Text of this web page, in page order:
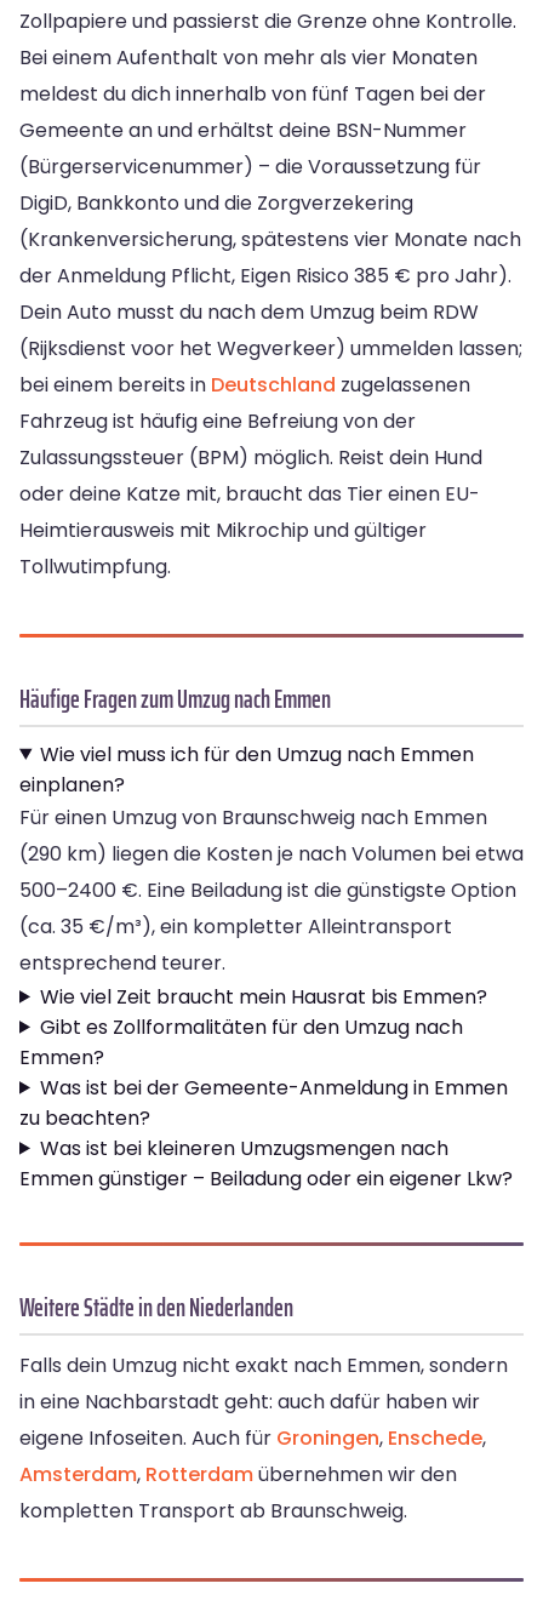
Zollpapiere und passierst die Grenze ohne Kontrolle.
Bei einem Aufenthalt von mehr als vier Monaten
meldest du dich innerhalb von fünf Tagen bei der
Gemeente an und erhältst deine BSN-Nummer
(Bürgerservicenummer) – die Voraussetzung für
DigiD, Bankkonto und die Zorgverzekering
(Krankenversicherung, spätestens vier Monate nach
der Anmeldung Pflicht, Eigen Risico 385 € pro Jahr).
Dein Auto musst du nach dem Umzug beim RDW
(Rijksdienst voor het Wegverkeer) ummelden lassen;
bei einem bereits in Deutschland zugelassenen
Fahrzeug ist häufig eine Befreiung von der
Zulassungssteuer (BPM) möglich. Reist dein Hund
oder deine Katze mit, braucht das Tier einen EU-
Heimtierausweis mit Mikrochip und gültiger
Tollwutimpfung.
Häufige Fragen zum Umzug nach Emmen
Wie viel muss ich für den Umzug nach Emmen
einplanen?
Für einen Umzug von Braunschweig nach Emmen
(290 km) liegen die Kosten je nach Volumen bei etwa
500–2400 €. Eine Beiladung ist die günstigste Option
(ca. 35 €/m³), ein kompletter Alleintransport
entsprechend teurer.
Wie viel Zeit braucht mein Hausrat bis Emmen?
Gibt es Zollformalitäten für den Umzug nach
Emmen?
Was ist bei der Gemeente-Anmeldung in Emmen
zu beachten?
Was ist bei kleineren Umzugsmengen nach
Emmen günstiger – Beiladung oder ein eigener Lkw?
Weitere Städte in den Niederlanden
Falls dein Umzug nicht exakt nach Emmen, sondern
in eine Nachbarstadt geht: auch dafür haben wir
eigene Infoseiten. Auch für Groningen, Enschede,
Amsterdam, Rotterdamübernehmen wir den
kompletten Transport ab Braunschweig.